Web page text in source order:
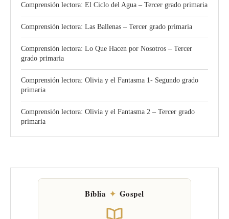
Comprensión lectora: El Ciclo del Agua – Tercer grado primaria
Comprensión lectora: Las Ballenas – Tercer grado primaria
Comprensión lectora: Lo Que Hacen por Nosotros – Tercer
grado primaria
Comprensión lectora: Olivia y el Fantasma 1- Segundo grado
primaria
Comprensión lectora: Olivia y el Fantasma 2 – Tercer grado
primaria
Bíblia ✦ Gospel